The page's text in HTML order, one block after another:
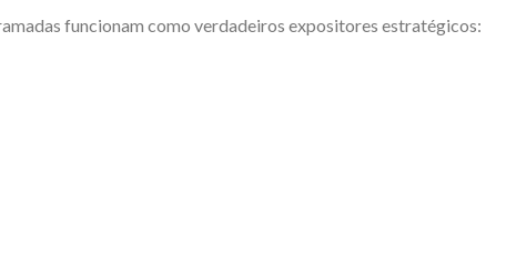
funcionam como verdadeiros expositores estratégicos: